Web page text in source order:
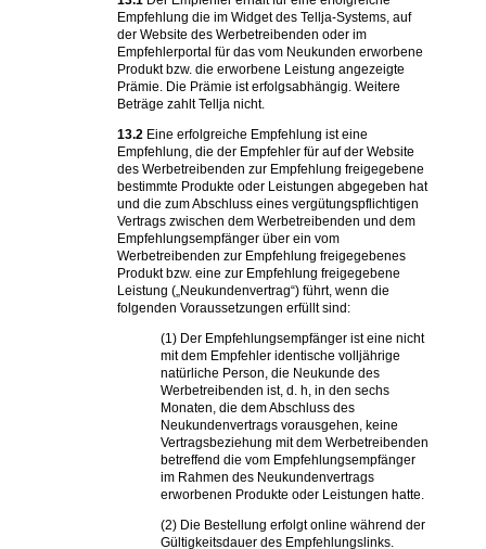
Empfehlung die im Widget des Tellja-Systems, auf
der Website des Werbetreibenden oder im
Empfehlerportal für das vom Neukunden erworbene
Produkt bzw. die erworbene Leistung angezeigte
Prämie. Die Prämie ist erfolgsabhängig. Weitere
Beträge zahlt Tellja nicht.
13.2 Eine erfolgreiche Empfehlung ist eine
Empfehlung, die der Empfehler für auf der Website
des Werbetreibenden zur Empfehlung freigegebene
bestimmte Produkte oder Leistungen abgegeben hat
und die zum Abschluss eines vergütungspflichtigen
Vertrags zwischen dem Werbetreibenden und dem
Empfehlungsempfänger über ein vom
Werbetreibenden zur Empfehlung freigegebenes
Produkt bzw. eine zur Empfehlung freigegebene
Leistung („Neukundenvertrag“) führt, wenn die
folgenden Voraussetzungen erfüllt sind:
(1) Der Empfehlungsempfänger ist eine nicht
mit dem Empfehler identische volljährige
natürliche Person, die Neukunde des
Werbetreibenden ist, d. h, in den sechs
Monaten, die dem Abschluss des
Neukundenvertrags vorausgehen, keine
Vertragsbeziehung mit dem Werbetreibenden
betreffend die vom Empfehlungsempfänger
im Rahmen des Neukundenvertrags
erworbenen Produkte oder Leistungen hatte.
(2) Die Bestellung erfolgt online während der
Gültigkeitsdauer des Empfehlungslinks.